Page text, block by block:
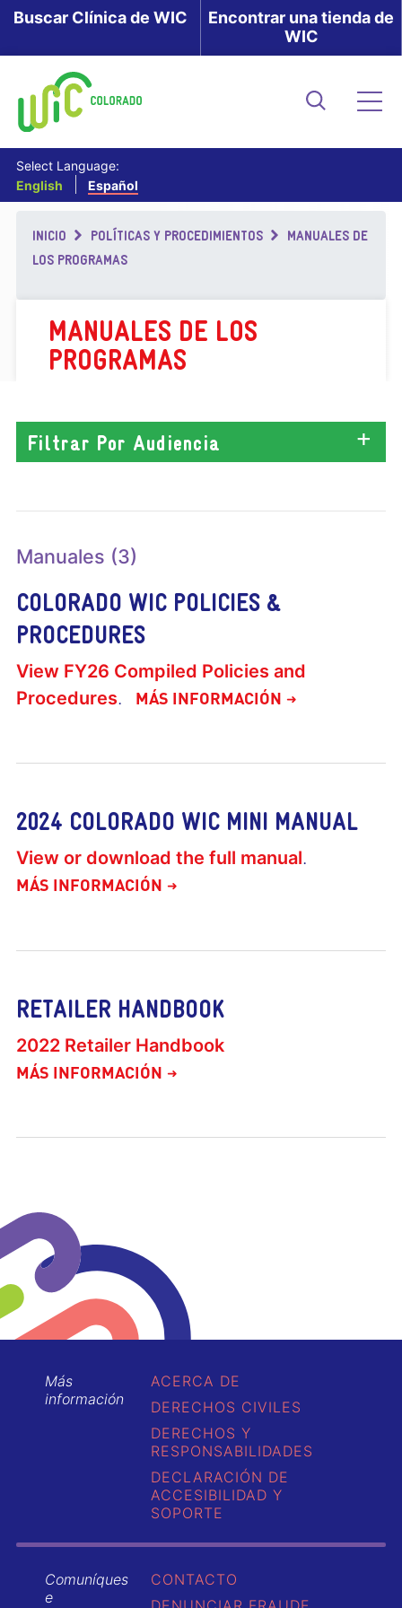
Skip
Buscar Clínica de WIC
Encontrar una tienda de
WIC
Select Language:
English
Español
Breadcrumb
INICIO POLÍTICAS Y PROCEDIMIENTOS
MANUALES DE
LOS PROGRAMAS
MANUALES DE LOS
PROGRAMAS
Manuales (3)
COLORADO WIC POLICIES &
PROCEDURES
View FY26 Compiled Policies and
Procedures. MÁS INFORMACIÓN
2024 COLORADO WIC MINI MANUAL
View or download the full manual.
MÁS INFORMACIÓN
RETAILER HANDBOOK
2022 Retailer Handbook
MÁS INFORMACIÓN
Filtrar Por Audiencia
Más
información
ACERCA DE
DERECHOS CIVILES
DERECHOS Y
RESPONSABILIDADES
DECLARACIÓN DE
ACCESIBILIDAD Y
SOPORTE
Comuníques
e
CONTACTO